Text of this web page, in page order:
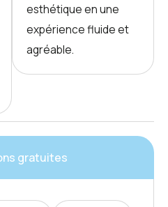
esthétique en une
expérience fluide et
agréable.
gratuites